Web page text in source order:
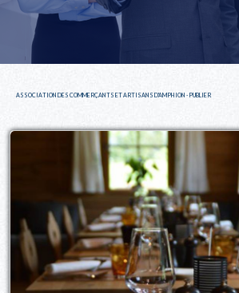
ASSOCIATION DES COMMERÇANTS ET ARTISANS D'AMPHION - PUBLIER